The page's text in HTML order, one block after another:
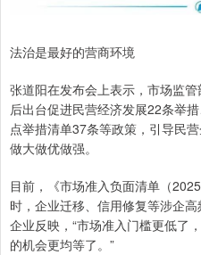
法治是最好的营商环境
张道阳在发布会上表示，市场监
后出台促进民营经济发展22条举
点举措清单37条等政策，引导民
做大做优做强。
目前，《市场准入负面清单（
时，企业迁移、信用修复等涉企
企业反映，“市场准入门槛更低了
的机会更均等了。”